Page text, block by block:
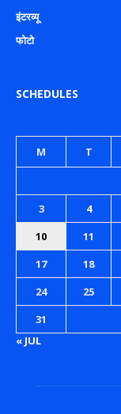
इंटरव्यू
फोटो
SCHEDULES
M T
3
4
10
11
17
18
24
25
31
« JUL